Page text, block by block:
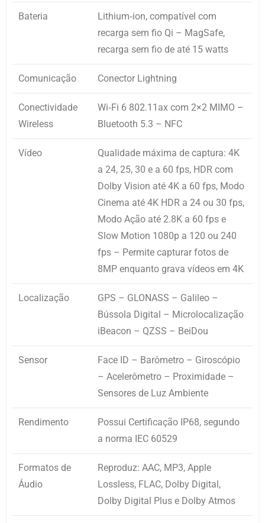
Bateria
Lithium‑ion, compatível com
recarga sem fio Qi – MagSafe,
recarga sem fio de até 15 watts
Comunicação Conector Lightning
Conectividade
Wireless
Wi‑Fi 6 802.11ax com 2×2 MIMO –
Bluetooth 5.3 – NFC
Vídeo
Qualidade máxima de captura: 4K
a 24, 25, 30 e a 60 fps, HDR com
Dolby Vision até 4K a 60 fps, Modo
Cinema até 4K HDR a 24 ou 30 fps,
Modo Ação até 2.8K a 60 fps e
Slow Motion 1080p a 120 ou 240
fps – Permite capturar fotos de
8MP enquanto grava vídeos em 4K
Localização
GPS – GLONASS – Galileo –
Bússola Digital – Microlocalização
iBeacon – QZSS – BeiDou
Sensor
Face ID – Barômetro – Giroscópio
– Acelerômetro – Proximidade –
Sensores de Luz Ambiente
Rendimento
Possui Certificação IP68, segundo
a norma IEC 60529
Formatos de
Áudio
Reproduz: AAC, MP3, Apple
Lossless, FLAC, Dolby Digital,
Dolby Digital Plus e Dolby Atmos